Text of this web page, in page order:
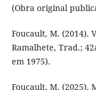
(Obra original
Foucault, M. (2014).
Ramalhete, Trad.;
em 1975).
Foucault, M. (2025).